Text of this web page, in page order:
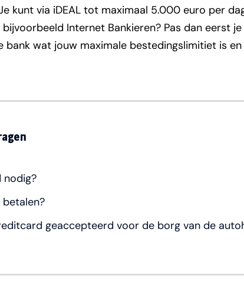
kunt via iDEAL tot maximaal 5.000 euro per
Internet Bankieren? Pas dan eerst
bank wat jouw maximale bestedingslimitiet is
nodig?
geaccepteerd voor de borg van de